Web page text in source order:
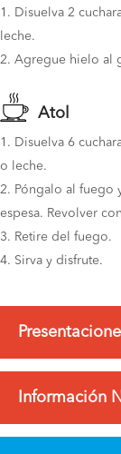
Disuelva 2
leche.
Agregue hielo al
Atol
Disuelva 6
o leche.
Póngalo al fuego
espesa. Revolver
Retire del fuego.
Sirva y disfrute.
Información